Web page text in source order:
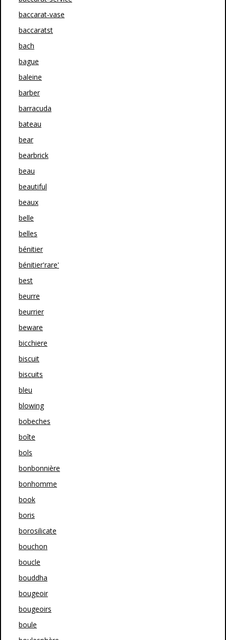
baccarat-vase
baccaratst
bach
bague
baleine
barber
barracuda
bateau
bear
bearbrick
beau
beautiful
beaux
belle
belles
bénitier
bénitier'rare'
best
beurre
beurrier
beware
bicchiere
biscuit
biscuits
bleu
blowing
bobeches
boîte
bols
bonbonnière
bonhomme
book
boris
borosilicate
bouchon
boucle
bouddha
bougeoir
bougeoirs
boule